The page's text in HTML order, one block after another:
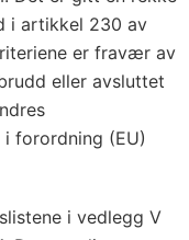
i artikkel 230 av
er fravær av
eller avsluttet
forordning (EU)
i vedlegg V